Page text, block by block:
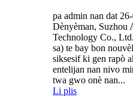
pa admin nan dat
Dènyèman, Suzhou
Technology Co.,
sa) te bay bon
siksesif ki gen rapò
entelijan nan nivo
twa gwo onè nan...
Li plis